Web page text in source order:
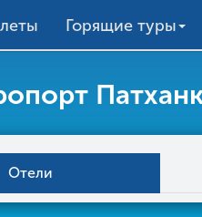
Горящие туры
Отели